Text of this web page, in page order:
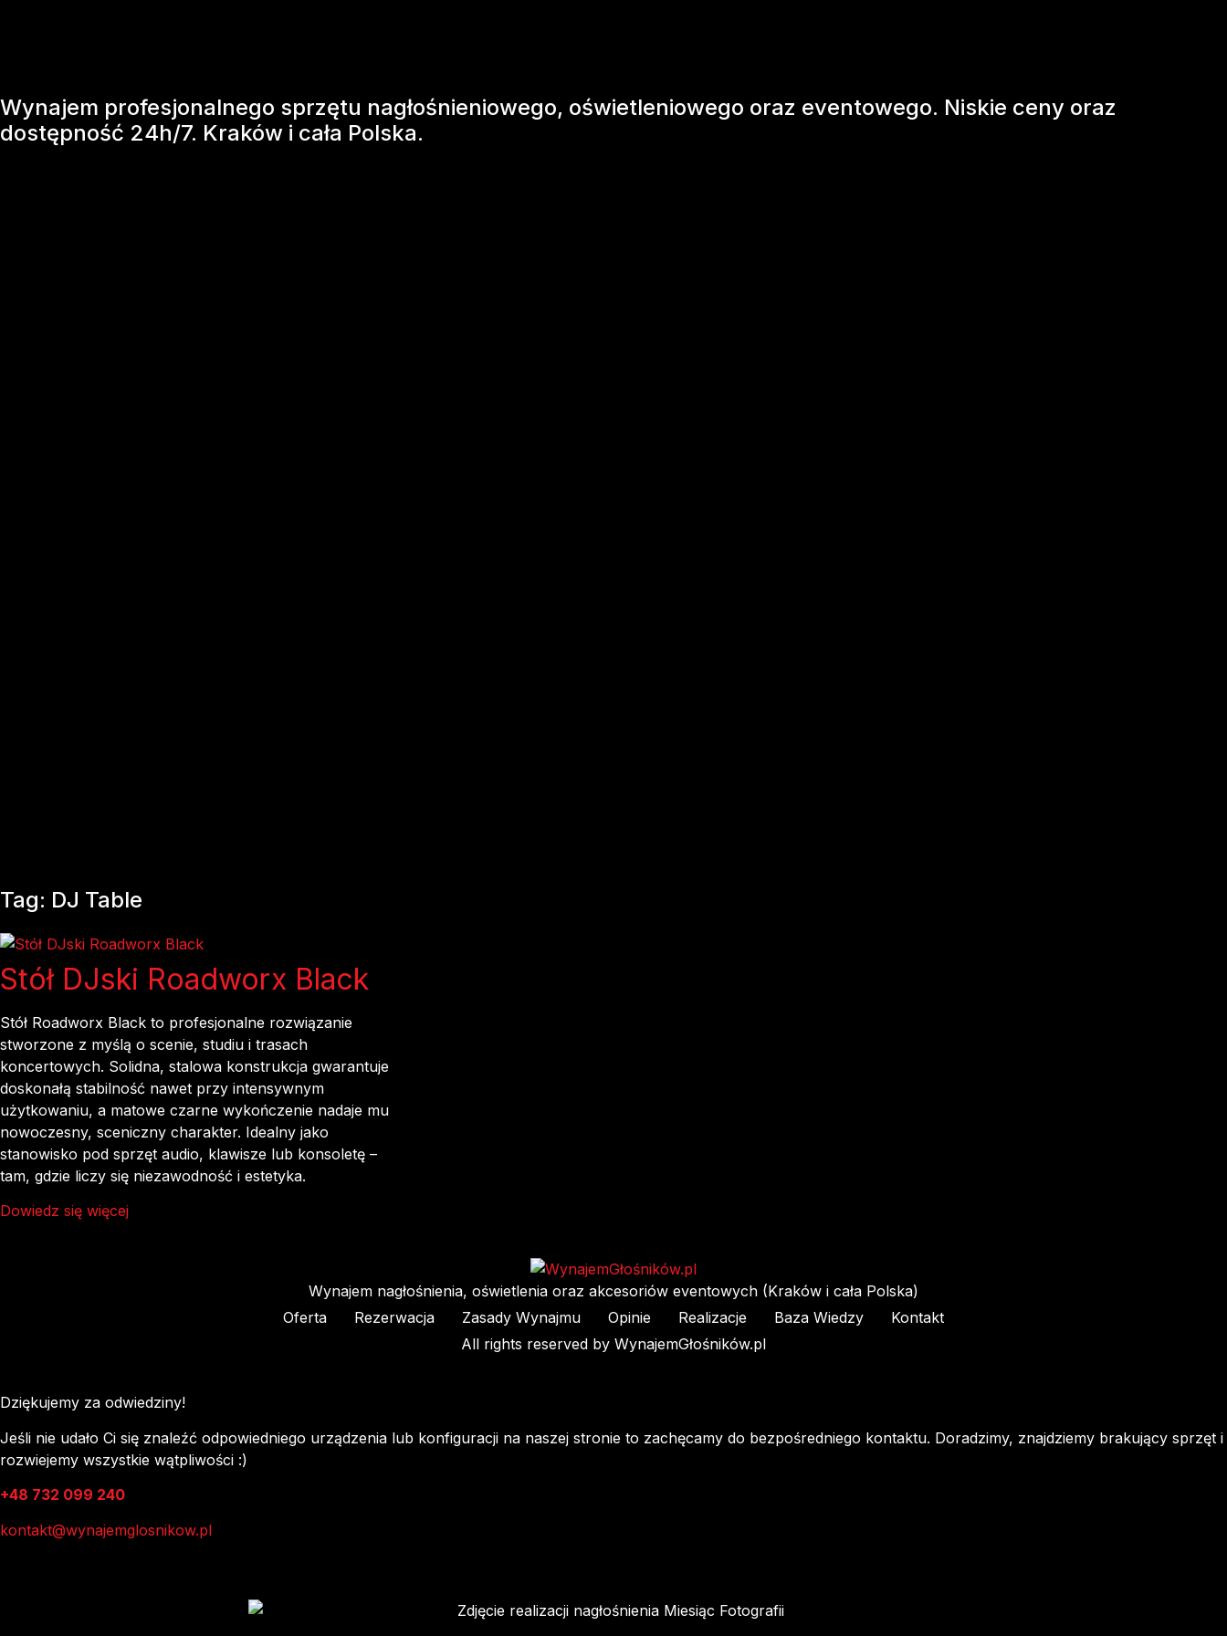
Wynajem profesjonalnego sprzętu nagłośnieniowego, oświetleniowego oraz eventowego. Niskie ceny oraz
dostępność 24h/7. Kraków i cała Polska.
Tag: DJ Table
Stół DJski Roadworx Black
Stół Roadworx Black to profesjonalne rozwiązanie
stworzone z myślą o scenie, studiu i trasach
koncertowych. Solidna, stalowa konstrukcja gwarantuje
doskonałą stabilność nawet przy intensywnym
użytkowaniu, a matowe czarne wykończenie nadaje mu
nowoczesny, sceniczny charakter. Idealny jako
stanowisko pod sprzęt audio, klawisze lub konsoletę –
tam, gdzie liczy się niezawodność i estetyka.
Dowiedz się więcej
Wynajem nagłośnienia, oświetlenia oraz akcesoriów eventowych (Kraków i cała Polska)
Oferta
Rezerwacja Zasady Wynajmu Opinie Realizacje Baza Wiedzy
Kontakt
All rights reserved by WynajemGłośników.pl
Dziękujemy za odwiedziny!
Jeśli nie udało Ci się znaleźć odpowiedniego urządzenia lub konfiguracji na naszej stronie to zachęcamy do bezpośredniego kontaktu. Doradzimy, znajdziemy brakujący sprzęt i
rozwiejemy wszystkie wątpliwości :)
+48 732 099 240
kontakt@wynajemglosnikow.pl